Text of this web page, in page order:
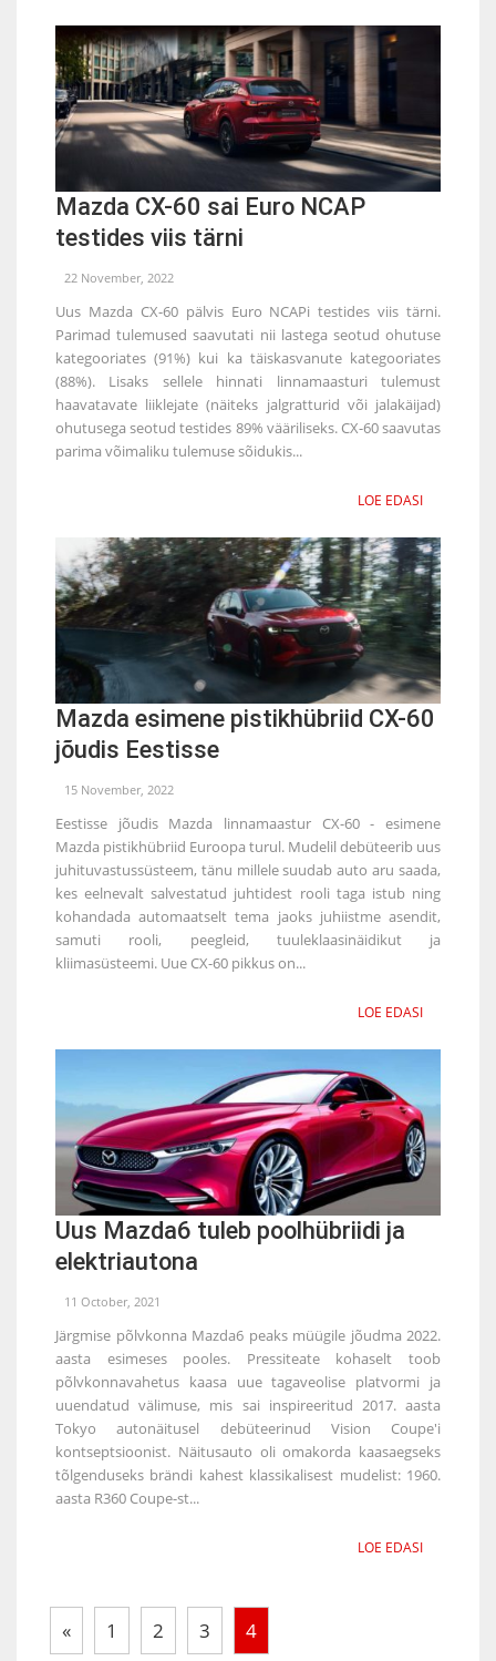
Mazda CX-60 sai Euro NCAP
testides viis tärni
22 November, 2022
Uus Mazda CX-60 pälvis Euro NCAPi testides viis tärni.
Parimad tulemused saavutati nii lastega seotud ohutuse
kategooriates (91%) kui ka täiskasvanute kategooriates
(88%). Lisaks sellele hinnati linnamaasturi tulemust
haavatavate liiklejate (näiteks jalgratturid või jalakäijad)
ohutusega seotud testides 89% vääriliseks. CX-60 saavutas
parima võimaliku tulemuse sõidukis...
LOE EDASI
Mazda esimene pistikhübriid CX-60
jõudis Eestisse
15 November, 2022
Eestisse jõudis Mazda linnamaastur CX-60 - esimene
Mazda pistikhübriid Euroopa turul. Mudelil debüteerib uus
juhituvastussüsteem, tänu millele suudab auto aru saada,
kes eelnevalt salvestatud juhtidest rooli taga istub ning
kohandada automaatselt tema jaoks juhiistme asendit,
samuti rooli, peegleid, tuuleklaasinäidikut ja
kliimasüsteemi. Uue CX-60 pikkus on...
LOE EDASI
Uus Mazda6 tuleb poolhübriidi ja
elektriautona
11 October, 2021
Järgmise põlvkonna Mazda6 peaks müügile jõudma 2022.
aasta esimeses pooles. Pressiteate kohaselt toob
põlvkonnavahetus kaasa uue tagaveolise platvormi ja
uuendatud välimuse, mis sai inspireeritud 2017. aasta
Tokyo autonäitusel debüteerinud Vision Coupe'i
kontseptsioonist. Näitusauto oli omakorda kaasaegseks
tõlgenduseks brändi kahest klassikalisest mudelist: 1960.
aasta R360 Coupe-st...
LOE EDASI
« 1 2 3 4